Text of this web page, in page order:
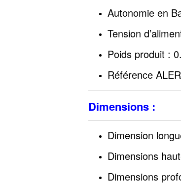
Autonomie en
Tension
Poids produit :
Référence
Dimensions :
Dimension
Dimensions
Dimensions